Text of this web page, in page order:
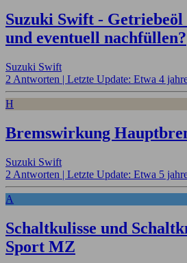
Suzuki Swift -
und eventuell nachfüllen?
Suzuki Swift
2 Antworten | Letzte Update: Etwa 4
H
Bremswirkung
Suzuki Swift
2 Antworten | Letzte Update: Etwa 5
A
Schaltkulisse und
Sport MZ